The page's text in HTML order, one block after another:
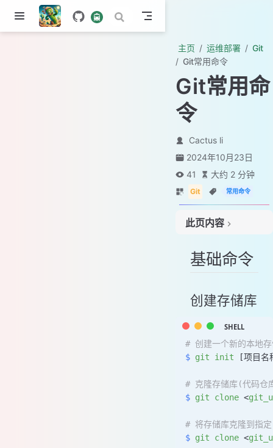
主页 运维部署
Git
Git常用命令
Git常用命
令
Cactus li
2024年10月23日
41
大约 2 分钟
Git 常用命令
此页内容
创建存储库
全局配置
基础命令
创建存储库
# 创建一个新的本地
$ git init [项目名
# 克隆存储库(代码仓
$ git clone <
# 将存储库克隆到指
$ git clone <